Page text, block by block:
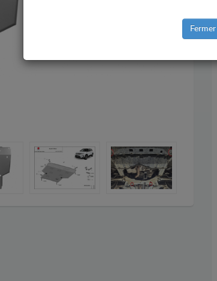
Fermer